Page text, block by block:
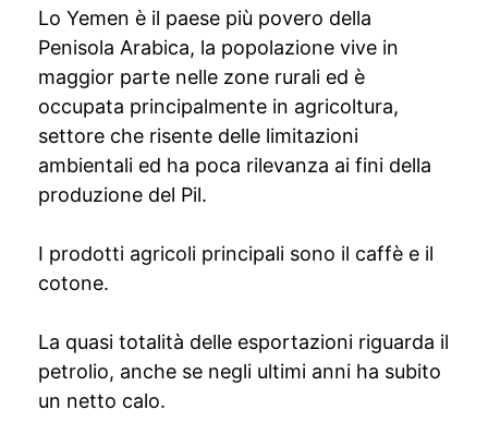
Lo Yemen è il paese più povero della
Penisola Arabica, la popolazione vive in
maggior parte nelle zone rurali ed è
occupata principalmente in agricoltura,
settore che risente delle limitazioni
ambientali ed ha poca rilevanza ai fini della
produzione del Pil.
I prodotti agricoli principali sono il caffè e il
cotone.
La quasi totalità delle esportazioni riguarda il
petrolio, anche se negli ultimi anni ha subito
un netto calo.